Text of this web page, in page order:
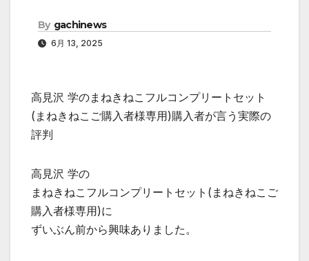
By gachinews
6月 13, 2025
高見沢 学のまねきねこフルコンプリートセット
(まねきねこご購入者様専用)購入者が言う実際の
評判
高見沢 学の
まねきねこフルコンプリートセット(まねきねこご
購入者様専用)に
ずいぶん前から興味ありました。